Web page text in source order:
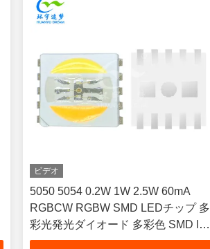
ビデオ
5050 5054 0.2W 1W 2.5W 60mA
RGBCW RGBW SMD LEDチップ 多
彩光発光ダイオード 多彩色 SMD led
rohs LEDチップ技術